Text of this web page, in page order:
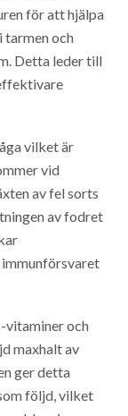
för att hjälpa
och
Detta leder till
vilket är
vid
av fel sorts
av fodret
immunförsvaret
vitaminer och
maxhalt av
ger detta
följd, vilket